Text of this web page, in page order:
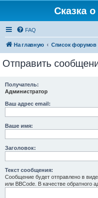
Сказка
FAQ
На главную Список форумов
Отправить
Получатель:
Администратор
Ваш адрес email:
Ваше имя:
Заголовок:
Текст сообщения:
Сообщение будет отправлено в виде
или BBCode. В качестве обратного